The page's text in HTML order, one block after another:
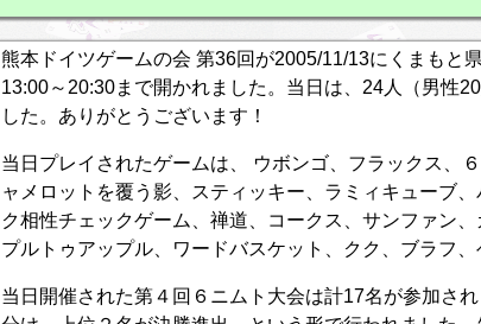
熊本ドイツゲームの会 第36回が2005/11/13にくまもと
13:00～20:30まで開かれました。当日は、24人（男性
した。ありがとうございます！
当日プレイされたゲームは、 ウボンゴ、フラックス、
ャメロットを覆う影、スティッキー、ラミィキューブ
ク相性チェックゲーム、禅道、コークス、サンファン
プルトゥアップル、ワードバスケット、クク、ブラフ、
当日開催された第４回６ニムト大会は計17名が参加さ